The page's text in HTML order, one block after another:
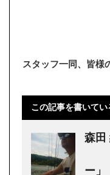
スタッフ一同、皆様
この記事を書いてい
「
ー」